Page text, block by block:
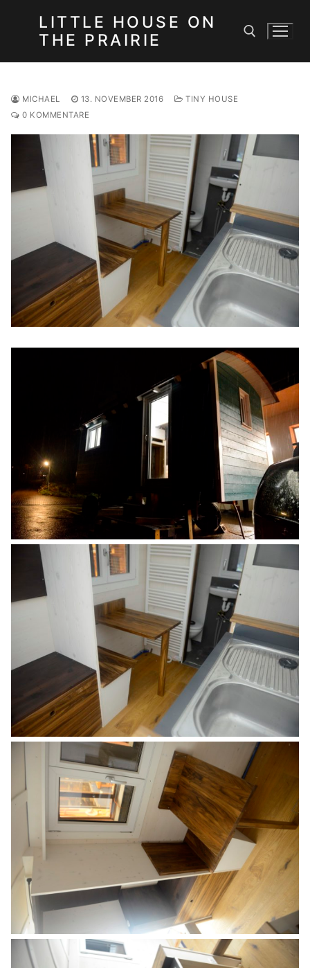
springen
LITTLE HOUSE ON
THE PRAIRIE
MICHAEL 13. NOVEMBER 2016
TINY HOUSE
0 KOMMENTARE